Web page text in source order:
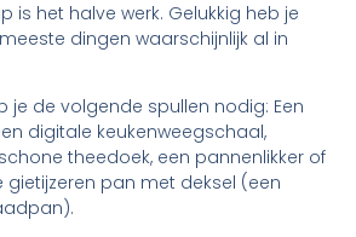
is het halve werk. Gelukkig heb je
dingen waarschijnlijk al in
je de volgende spullen nodig: Een
digitale keukenweegschaal,
theedoek, een pannenlikker of
gietijzeren pan met deksel (een